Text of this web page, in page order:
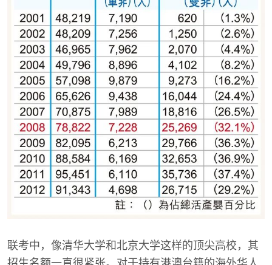
联考中，像清华大学和北京大学这样的顶尖高校，其